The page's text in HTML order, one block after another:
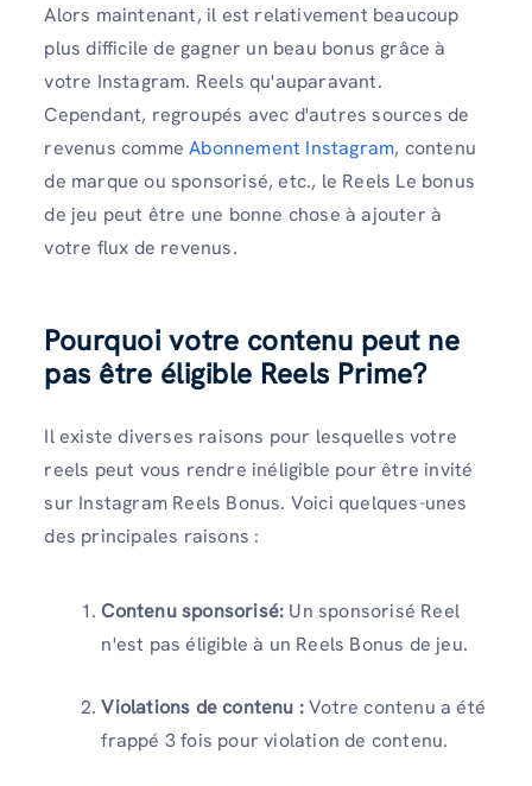
Alors maintenant, il est relativement beaucoup
plus difficile de gagner un beau bonus grâce à
votre Instagram. Reels qu'auparavant.
Cependant, regroupés avec d'autres sources de
revenus commeAbonnement Instagram, contenu
de marque ou sponsorisé, etc., le Reels Le bonus
de jeu peut être une bonne chose à ajouter à
votre flux de revenus.
Pourquoi votre contenu peut ne
pas être éligible Reels Prime?
Il existe diverses raisons pour lesquelles votre
reels peut vous rendre inéligible pour être invité
sur Instagram Reels Bonus. Voici quelques-unes
des principales raisons :
Contenu sponsorisé: Un sponsorisé Reel
n'est pas éligible à un Reels Bonus de jeu.
Violations de contenu :Votre contenu a été
frappé 3 fois pour violation de contenu.